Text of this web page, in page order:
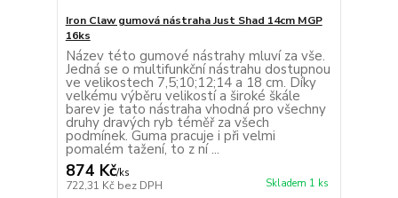
Iron Claw gumová nástraha Just Shad 14cm MGP
16ks
Název této gumové nástrahy mluví za vše.
Jedná se o multifunkční nástrahu dostupnou
ve velikostech 7,5;10;12;14 a 18 cm. Díky
velkému výběru velikostí a široké škále
barev je tato nástraha vhodná pro všechny
druhy dravých ryb téměř za všech
podmínek. Guma pracuje i při velmi
pomalém tažení, to z ní ...
874 Kč/ks
722,31 Kč bez DPH Skladem 1 ks